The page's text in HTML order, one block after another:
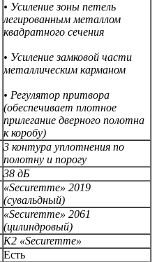
• Усиление зоны петель
легированным металлом
квадратного сечения
• Усиление замковой части
металлическим карманом
• Регулятор притвора
(обеспечивает плотное
прилегание дверного полотна
к коробу)
3 контура уплотнения по
полотну и порогу
38 дБ
«Securemme» 2019
(сувальдный)
«Securemme» 2061
(цилиндровый)
К2 «Securemme»
Есть